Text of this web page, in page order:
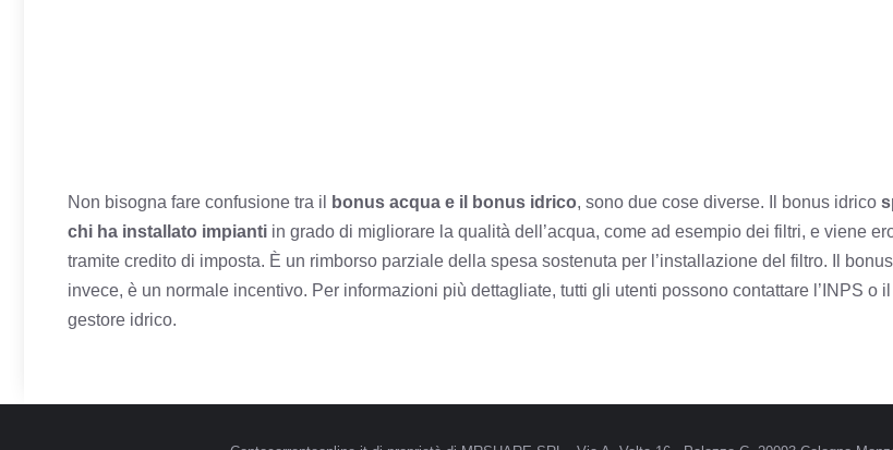
Non bisogna fare confusione tra il bonus acqua e il bonus idrico, sono due cose diverse. Il bonus idrico
chi ha installato impianti in grado di migliorare la qualità dell’acqua, come ad esempio dei filtri, e viene
tramite credito di imposta. È un rimborso parziale della spesa sostenuta per l’installazione del filtro. Il
invece, è un normale incentivo. Per informazioni più dettagliate, tutti gli utenti possono contattare l’INPS o
gestore idrico.